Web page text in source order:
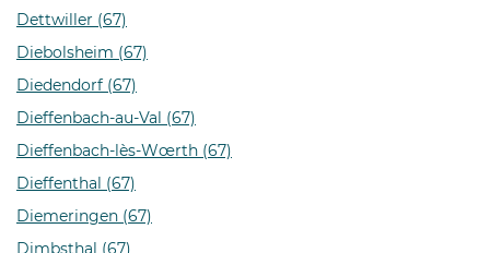
Dettwiller (67)
Diebolsheim (67)
Diedendorf (67)
Dieffenbach-au-Val (67)
Dieffenbach-lès-Wœrth (67)
Dieffenthal (67)
Diemeringen (67)
Dimbsthal (67)